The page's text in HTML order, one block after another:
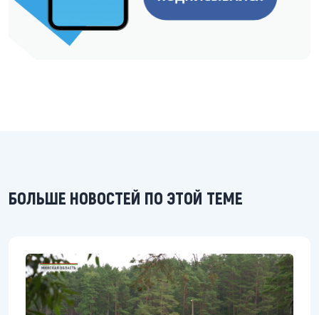
БОЛЬШЕ НОВОСТЕЙ ПО ЭТОЙ ТЕМЕ